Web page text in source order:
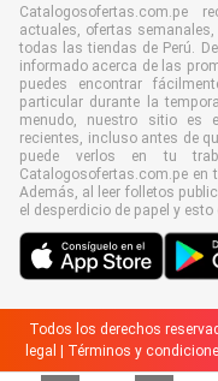
Catalogosofertas.com.pe
actuales, ofertas
todas las tiendas de Perú.
informado acerca de las
puedes encontrar
particular durante la
menudo, nuestro sitio es
recientes, incluso antes de
puede verlos en tu
Catalogosofertas.com.pe en
Además, al leer folletos
el desperdicio de papel y
Todos los derechos
legal
Términos y